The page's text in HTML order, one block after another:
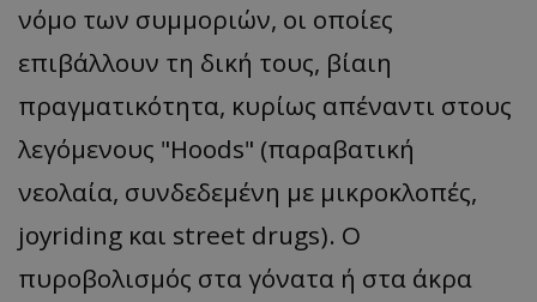
νόμο των συμμοριών, οι οποίες
επιβάλλουν τη δική τους, βίαιη
πραγματικότητα, κυρίως απέναντι στους
λεγόμενους "Hoods" (παραβατική
νεολαία, συνδεδεμένη με μικροκλοπές,
joyriding και street drugs). Ο
πυροβολισμός στα γόνατα ή στα άκρα